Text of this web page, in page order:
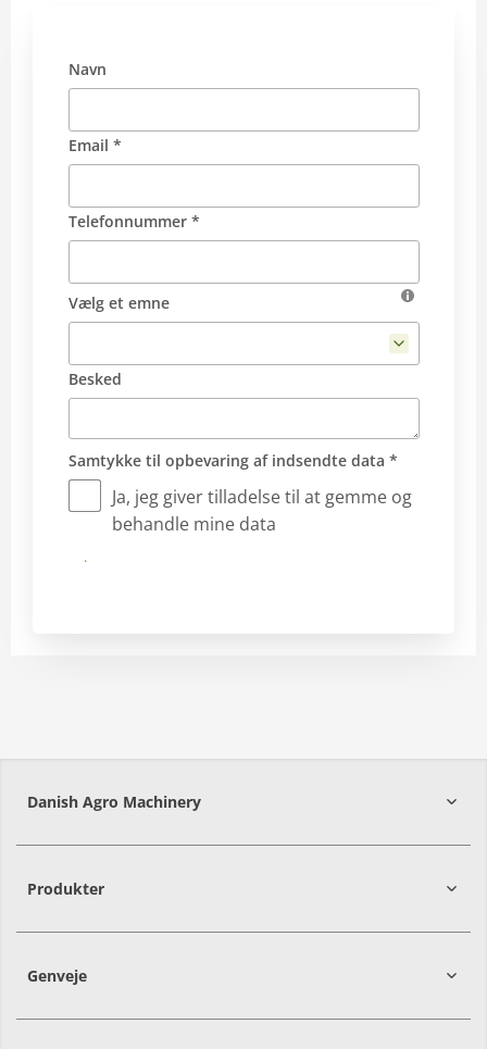
Navn
Email *
Telefonnummer *
Vælg et emne
Besked
Samtykke til opbevaring af indsendte data *
Ja, jeg giver tilladelse til at gemme og
behandle mine data
Send
Danish Agro Machinery
9700Brønderslev
Produkter
Genveje